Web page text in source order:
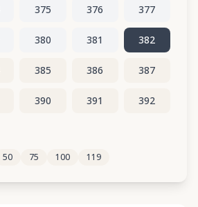
375 376 377
380 381 382
385 386 387
390 391 392
400 401
50 75 100 119